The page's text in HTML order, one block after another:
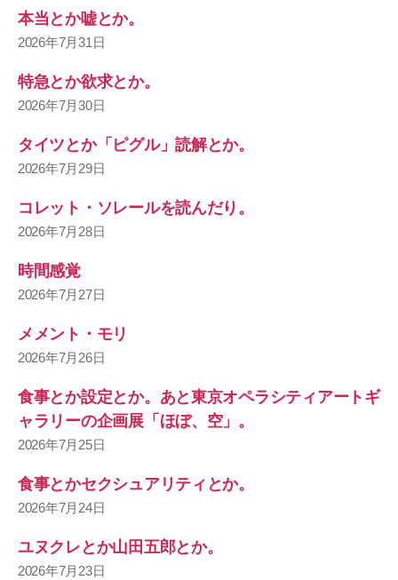
本当とか嘘とか。
2026年7月31日
特急とか欲求とか。
2026年7月30日
タイツとか「ピグル」読解とか。
2026年7月29日
コレット・ソレールを読んだり。
2026年7月28日
時間感覚
2026年7月27日
メメント・モリ
2026年7月26日
食事とか設定とか。あと東京オペラシティアートギ
ャラリーの企画展「ほぼ、空」。
2026年7月25日
食事とかセクシュアリティとか。
2026年7月24日
ユヌクレとか山田五郎とか。
2026年7月23日